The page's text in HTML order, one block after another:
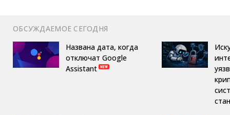
ОБСУЖДАЕМОЕ СЕГОДНЯ
Названа дата, когда
отключат Google
Assistant